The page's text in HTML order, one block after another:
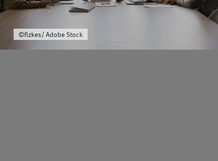
Über uns
©fizkes/ Adobe Stock